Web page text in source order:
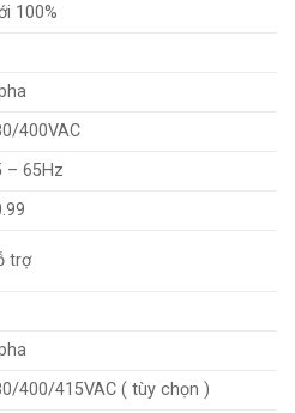
100%
400VAC
– 65Hz
trợ
400/415VAC ( tùy chọn )